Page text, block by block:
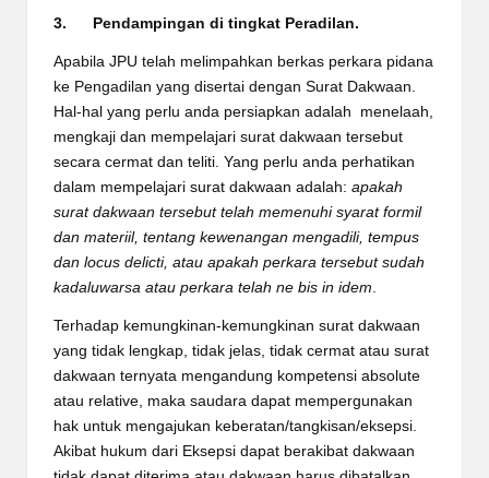
3. Pendampingan di tingkat Peradilan.
Apabila JPU telah melimpahkan berkas perkara pidana
ke Pengadilan yang disertai dengan Surat Dakwaan.
Hal-hal yang perlu anda persiapkan adalah menelaah,
mengkaji dan mempelajari surat dakwaan tersebut
secara cermat dan teliti. Yang perlu anda perhatikan
dalam mempelajari surat dakwaan adalah: apakah
surat dakwaan tersebut telah memenuhi syarat formil
dan materiil, tentang kewenangan mengadili, tempus
dan locus delicti, atau apakah perkara tersebut sudah
kadaluwarsa atau perkara telah ne bis in idem
Terhadap kemungkinan-kemungkinan surat dakwaan
yang tidak lengkap, tidak jelas, tidak cermat atau surat
dakwaan ternyata mengandung kompetensi absolute
atau relative, maka saudara dapat mempergunakan
hak untuk mengajukan keberatan/tangkisan/eksepsi.
Akibat hukum dari Eksepsi dapat berakibat dakwaan